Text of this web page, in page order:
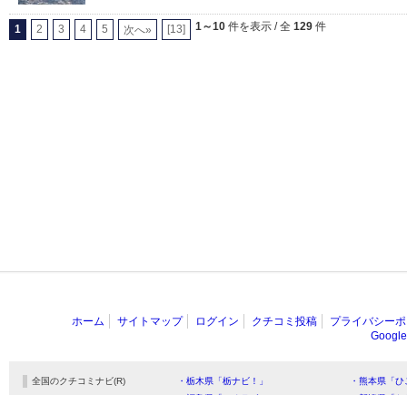
1 2 3 4 5 次へ» [13] 1～10 件を表示 / 全 129 件
ホーム サイトマップ ログイン クチコミ投稿
プライバシー
全国のクチコミナビ(R) ・栃木県「栃ナビ！」
・熊本県「